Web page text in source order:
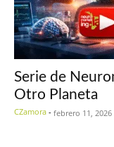
Serie de
Otro Planeta
CZamora - febrero 11, 2026